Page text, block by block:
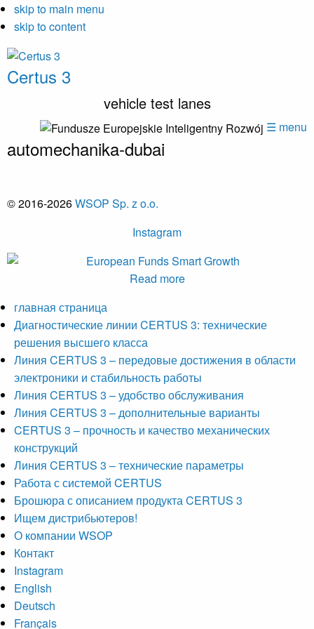
skip to main menu
skip to content
Certus 3
vehicle test lanes
☰ menu
automechanika-dubai
© 2016-2026WSOP Sp. z o.o.
Instagram
Read more
главная страница
Диагностические линии CERTUS 3: технические
решения высшего класса
Линия CERTUS 3 – передовые достижения в области
электроники и стабильность работы
Линия CERTUS 3 – удобство обслуживания
Линия CERTUS 3 – дополнительные варианты
CERTUS 3 – прочность и качество механических
конструкций
Линия CERTUS 3 – технические параметры
Работа с системой CERTUS
Брошюра с описанием продукта CERTUS 3
Ищем дистрибьютеров!
О компании WSOP
Контакт
Instagram
English
Deutsch
Français